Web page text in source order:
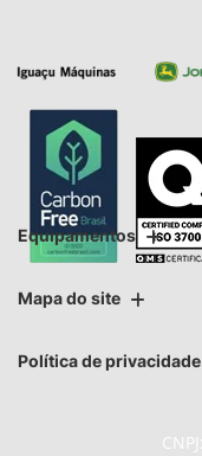
Equipamentos
Mapa do site
Política de privacidade